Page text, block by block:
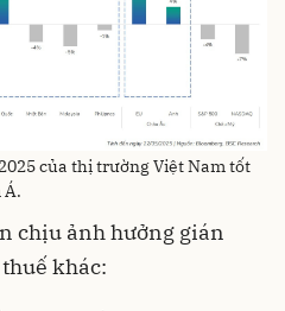
của thị trường Việt Nam tốt
Á.
chịu ảnh hưởng gián
khác: